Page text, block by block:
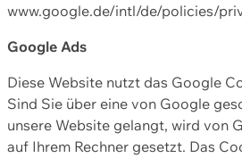
www.google.de/intl/de/policies/
Google Ads
Diese Website nutzt das Google
Sind Sie über eine von Google
unsere Website gelangt, wird von
auf Ihrem Rechner gesetzt. Das